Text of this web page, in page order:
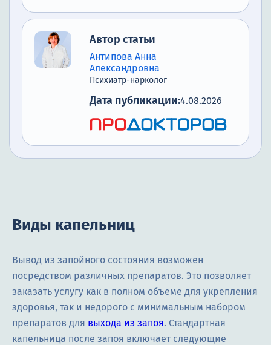
Автор статьи
Антипова Анна
Александровна
Психиатр-нарколог
Дата публикации:4.08.2026
Виды капельниц
Вывод из запойного состояния возможен
посредством различных препаратов. Это позволяет
заказать услугу как в полном объеме для укрепления
здоровья, так и недорого с минимальным набором
препаратов для выхода из запоя. Стандартная
капельница после запоя включает следующие